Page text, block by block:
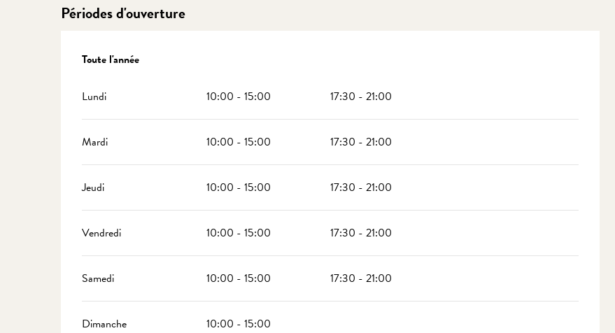
Périodes d'ouverture
Toute l'année
Toute l'année
Lundi 10:00 - 15:00 17:30 - 21:00
Mardi 10:00 - 15:00 17:30 - 21:00
Jeudi 10:00 - 15:00 17:30 - 21:00
Vendredi 10:00 - 15:00 17:30 - 21:00
Samedi 10:00 - 15:00 17:30 - 21:00
Dimanche 10:00 - 15:00